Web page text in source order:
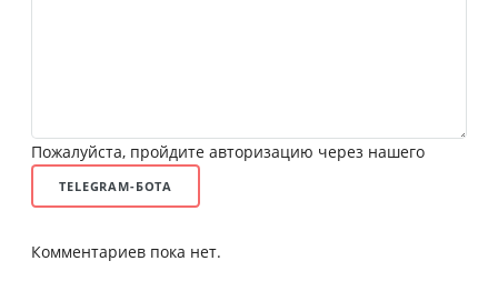
Пожалуйста, пройдите авторизацию через нашего
TELEGRAM-БОТА
Комментариев пока нет.